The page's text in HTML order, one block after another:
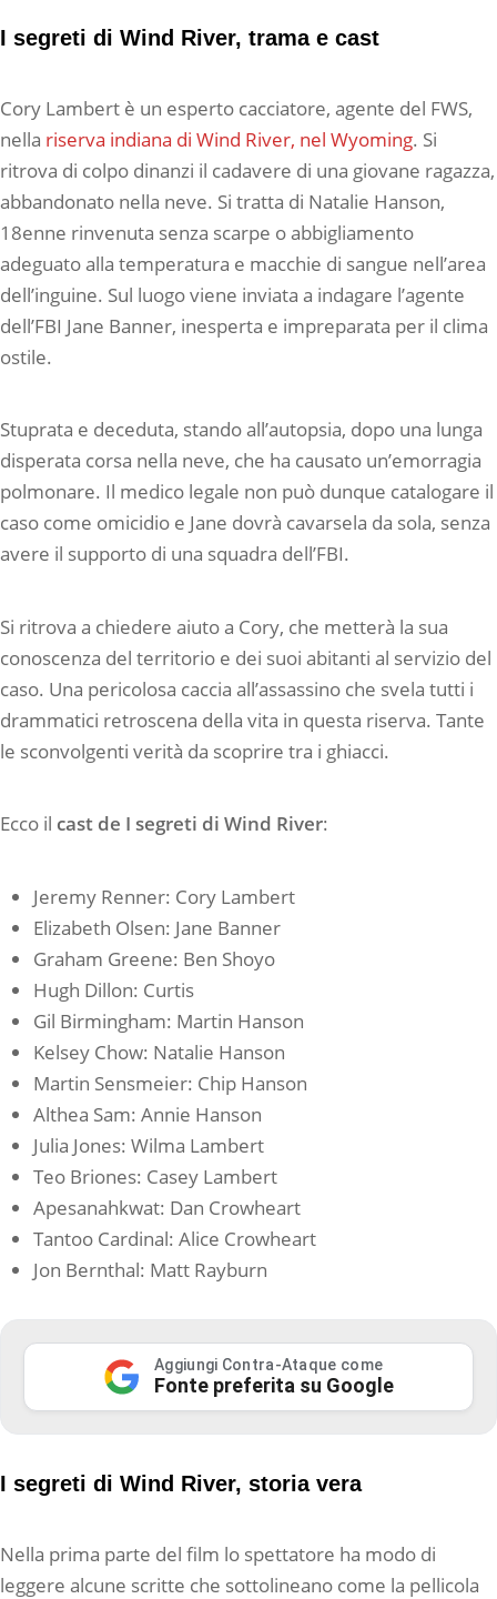
I segreti di Wind River, trama e cast
Cory Lambert è un esperto cacciatore, agente del FWS,
nella riserva indiana di Wind River, nel Wyoming. Si
ritrova di colpo dinanzi il cadavere di una giovane ragazza,
abbandonato nella neve. Si tratta di Natalie Hanson,
18enne rinvenuta senza scarpe o abbigliamento
adeguato alla temperatura e macchie di sangue nell’area
dell’inguine. Sul luogo viene inviata a indagare l’agente
dell’FBI Jane Banner, inesperta e impreparata per il clima
ostile.
Stuprata e deceduta, stando all’autopsia, dopo una lunga
disperata corsa nella neve, che ha causato un’emorragia
polmonare. Il medico legale non può dunque catalogare il
caso come omicidio e Jane dovrà cavarsela da sola, senza
avere il supporto di una squadra dell’FBI.
Si ritrova a chiedere aiuto a Cory, che metterà la sua
conoscenza del territorio e dei suoi abitanti al servizio del
caso. Una pericolosa caccia all’assassino che svela tutti i
drammatici retroscena della vita in questa riserva. Tante
le sconvolgenti verità da scoprire tra i ghiacci.
Ecco il cast de I segreti di Wind River:
Jeremy Renner: Cory Lambert
Elizabeth Olsen: Jane Banner
Graham Greene: Ben Shoyo
Hugh Dillon: Curtis
Gil Birmingham: Martin Hanson
Kelsey Chow: Natalie Hanson
Martin Sensmeier: Chip Hanson
Althea Sam: Annie Hanson
Julia Jones: Wilma Lambert
Teo Briones: Casey Lambert
Apesanahkwat: Dan Crowheart
Tantoo Cardinal: Alice Crowheart
Jon Bernthal: Matt Rayburn
Aggiungi Contra-Ataque come
Fonte preferita su Google
I segreti di Wind River, storia vera
Nella prima parte del film lo spettatore ha modo di
leggere alcune scritte che sottolineano come la pellicola